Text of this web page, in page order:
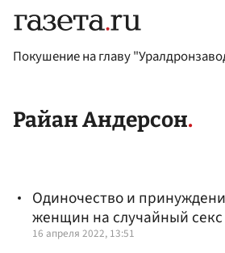
Покушение на главу
Райан Андерсон
Одиночество и
женщин на случайный секс
16 апреля 2022, 13:51